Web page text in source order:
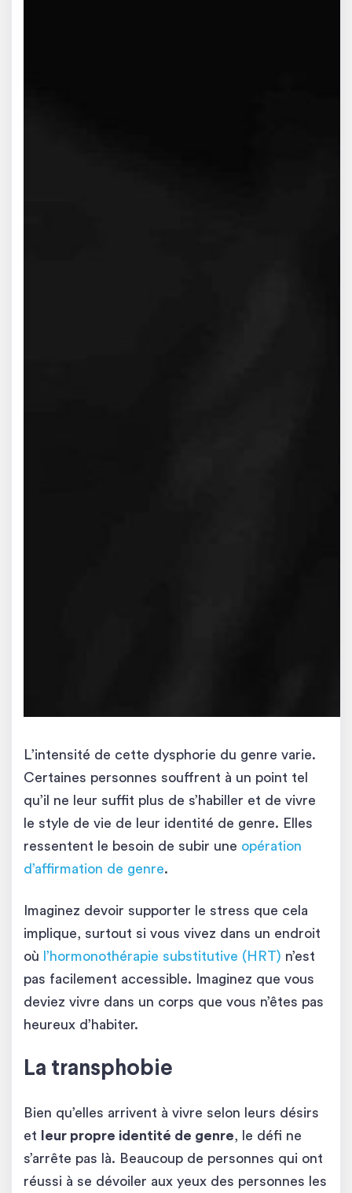
L’intensité de cette dysphorie du genre varie.
Certaines personnes souffrent à un point tel
qu’il ne leur suffit plus de s’habiller et de vivre
le style de vie de leur identité de genre. Elles
ressentent le besoin de subir une opération
d’affirmation de genre.
Imaginez devoir supporter le stress que cela
implique, surtout si vous vivez dans un endroit
où l’hormonothérapie substitutive (HRT) n’est
pas facilement accessible. Imaginez que vous
deviez vivre dans un corps que vous n’êtes pas
heureux d’habiter.
La transphobie
Bien qu’elles arrivent à vivre selon leurs désirs
et
leur propre identité de genre, le défi ne
s’arrête pas là. Beaucoup de personnes qui ont
réussi à se dévoiler aux yeux des personnes les